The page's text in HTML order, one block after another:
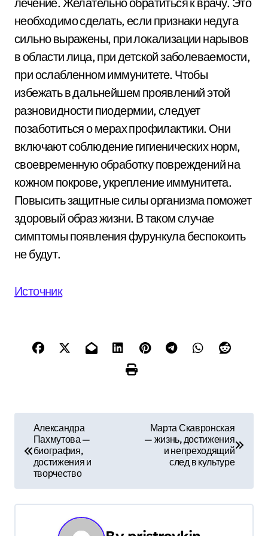
необходимо сделать, если признаки недуга
сильно выражены, при локализации нарывов
в области лица, при детской заболеваемости,
при ослабленном иммунитете. Чтобы
избежать в дальнейшем проявлений этой
разновидности пиодермии, следует
позаботиться о мерах профилактики. Они
включают соблюдение гигиенических норм,
своевременную обработку повреждений на
кожном покрове, укрепление иммунитета.
Повысить защитные силы организма поможет
здоровый образ жизни. В таком случае
симптомы появления фурункула беспокоить
не будут.
Источник
и
Александра
Пахмутова —
биография,
достижения и
творчество
Марта Скавронская
— жизнь, достижения
и непреходящий
след в культуре